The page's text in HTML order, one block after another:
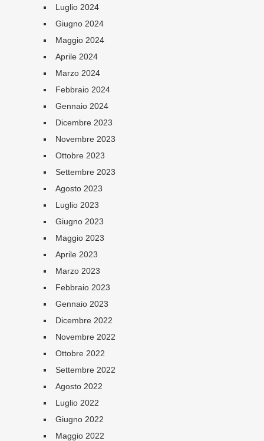
Luglio 2024
Giugno 2024
Maggio 2024
Aprile 2024
Marzo 2024
Febbraio 2024
Gennaio 2024
Dicembre 2023
Novembre 2023
Ottobre 2023
Settembre 2023
Agosto 2023
Luglio 2023
Giugno 2023
Maggio 2023
Aprile 2023
Marzo 2023
Febbraio 2023
Gennaio 2023
Dicembre 2022
Novembre 2022
Ottobre 2022
Settembre 2022
Agosto 2022
Luglio 2022
Giugno 2022
Maggio 2022